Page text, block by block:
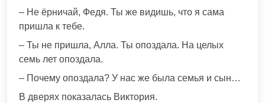
– Не ёрничай, Федя. Ты же видишь, что я сама
пришла к тебе.
– Ты не пришла, Алла. Ты опоздала. На целых
семь лет опоздала.
– Почему опоздала? У нас же была семья и сын…
В дверях показалась Виктория.